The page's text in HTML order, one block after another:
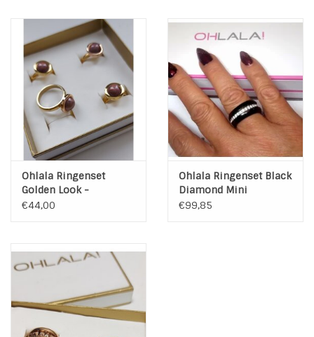
LIFESTYLE PRODUCTEN
INSPIRATIE
SALE
Blog
Ohlala Ringenset
Golden Look -
Bordeaux 10 mm Twist
€44,00
Ohlala Ringenset Black
Diamond Mini
€99,85